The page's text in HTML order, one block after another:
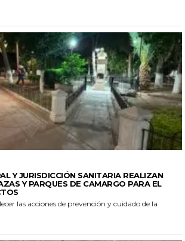
Y JURISDICCIÓN SANITARIA REALIZAN
Y PARQUES DE CAMARGO PARA EL
las acciones de prevención y cuidado de la